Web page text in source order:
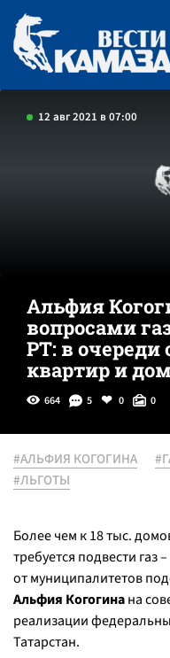
12 авг 2021 в 07:00
Альфия
вопросами
РТ: в
квартир и
664 5 0 0
#АЛЬФИЯ КОГОГИНА
#ЛЬГОТЫ
Более чем к 18 тыс.
требуется подвести
от муниципалитетов
Альфия Когогинана
реализации
Татарстан.